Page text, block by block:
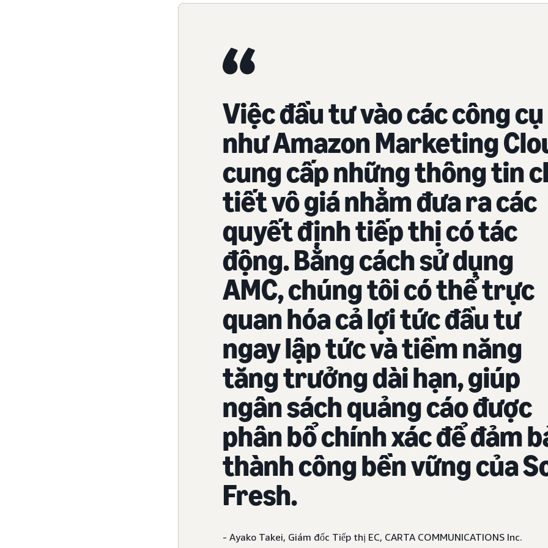
Việc đầu tư vào các công cụ
như Amazon Marketing
cung cấp những thông tin
tiết vô giá nhằm đưa ra các
quyết định tiếp thị có tác
động. Bằng cách sử dụng
AMC, chúng tôi có thể trực
quan hóa cả lợi tức đầu tư
ngay lập tức và tiềm năng
tăng trưởng dài hạn, giúp
ngân sách quảng cáo được
phân bổ chính xác để đảm
thành công bền vững của
Fresh.
- Ayako Takei, Giám đốc Tiếp thị EC, CARTA COMMUNICATIONS Inc.